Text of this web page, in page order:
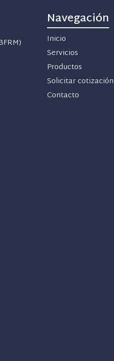
Navegación
Inicio
Servicios
Productos
Solicitar cotización
Contacto